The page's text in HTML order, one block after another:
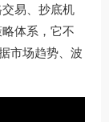
易、抄底机
体系，它不
市场趋势、波